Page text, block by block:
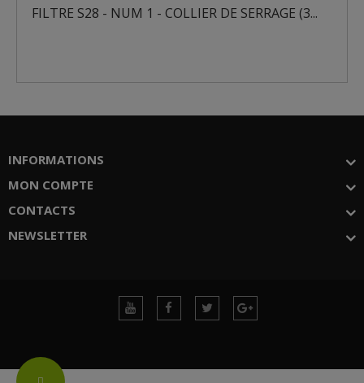
- NUM 1 - COLLIER DE SERRAGE (3... FILTRE
INFORMATIONS
MON COMPTE
CONTACTS
NEWSLETTER